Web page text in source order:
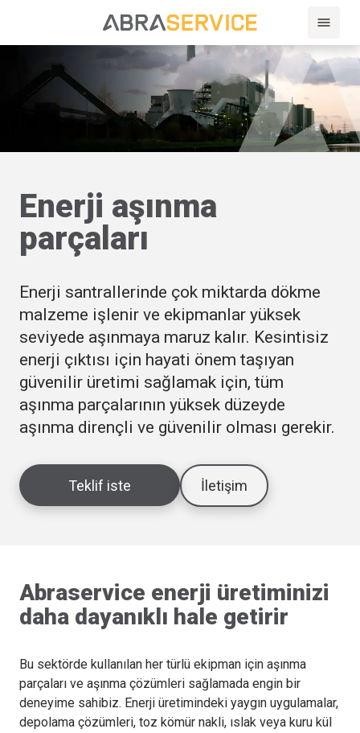
Enerji aşınma
parçaları
Enerji santrallerinde çok miktarda dökme
malzeme işlenir ve ekipmanlar yüksek
seviyede aşınmaya maruz kalır. Kesintisiz
enerji çıktısı için hayati önem taşıyan
güvenilir üretimi sağlamak için, tüm
aşınma parçalarının yüksek düzeyde
aşınma dirençli ve güvenilir olması gerekir.
Teklif iste İletişim
Abraservice enerji üretiminizi
daha dayanıklı hale getirir
Bu sektörde kullanılan her türlü ekipman için aşınma
parçaları ve aşınma çözümleri sağlamada engin bir
deneyime sahibiz. Enerji üretimindeki yaygın uygulamalar,
depolama çözümleri, toz kömür nakli, ıslak veya kuru kül